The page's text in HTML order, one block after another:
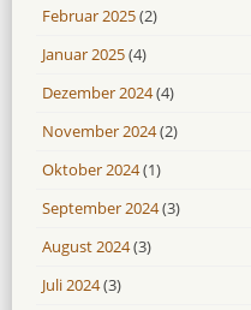
Februar 2025(2)
Januar 2025(4)
Dezember 2024(4)
November 2024(2)
Oktober 2024(1)
September 2024(3)
August 2024(3)
Juli 2024(3)